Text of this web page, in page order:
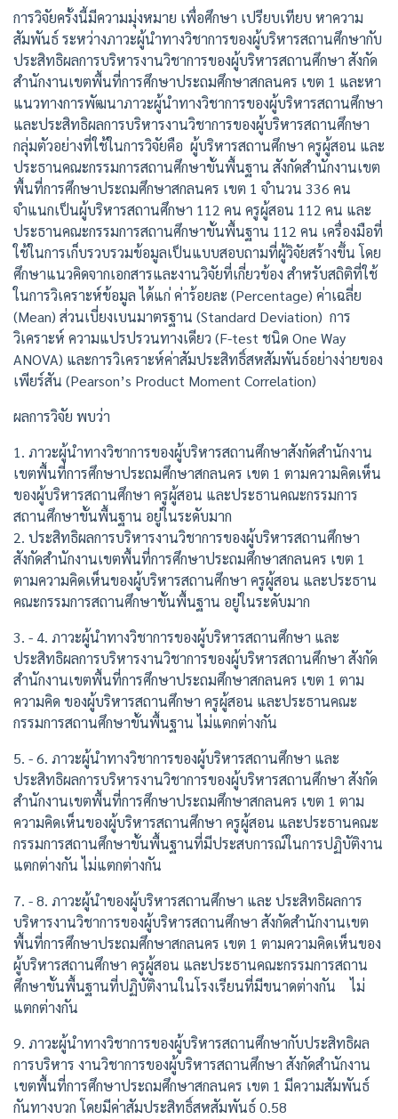
การวิจัยครั้งนี้มีความมุ่งหมาย เพื่อศึกษา เปรียบเทียบ หาความ
สัมพันธ์ ระหว่างภาวะผู้นำทางวิชาการของผู้บริหารสถานศึกษากับ
ประสิทธิผลการบริหารงานวิชาการของผู้บริหารสถานศึกษา สังกัด
สำนักงานเขตพื้นที่การศึกษาประถมศึกษาสกลนคร เขต 1 และหา
แนวทางการพัฒนาภาวะผู้นำทางวิชาการของผู้บริหารสถานศึกษา
และประสิทธิผลการบริหารงานวิชาการของผู้บริหารสถานศึกษา
กลุ่มตัวอย่างที่ใช้ในการวิจัยคือ ผู้บริหารสถานศึกษา ครูผู้สอน และ
ประธานคณะกรรมการสถานศึกษาขั้นพื้นฐาน สังกัดสำนักงานเขต
พื้นที่การศึกษาประถมศึกษาสกลนคร เขต 1 จำนวน 336 คน
จำแนกเป็นผู้บริหารสถานศึกษา 112 คน ครูผู้สอน 112 คน และ
ประธานคณะกรรมการสถานศึกษาขั้นพื้นฐาน 112 คน เครื่องมือที่
ใช้ในการเก็บรวบรวมข้อมูลเป็นแบบสอบถามที่ผู้วิจัยสร้างขึ้น โดย
ศึกษาแนวคิดจากเอกสารและงานวิจัยที่เกี่ยวข้อง สำหรับสถิติที่ใช้
ในการวิเคราะห์ข้อมูล ได้แก่ ค่าร้อยละ (Percentage) ค่าเฉลี่ย
(Mean) ส่วนเบี่ยงเบนมาตรฐาน (Standard Deviation) การ
วิเคราะห์ ความแปรปรวนทางเดียว (F-test ชนิด One Way
ANOVA) และการวิเคราะห์ค่าสัมประสิทธิ์สหสัมพันธ์อย่างง่ายของ
เพียร์สัน (Pearson’s Product Moment Correlation)
ผลการวิจัย พบว่า
1. ภาวะผู้นำทางวิชาการของผู้บริหารสถานศึกษาสังกัดสำนักงาน
เขตพื้นที่การศึกษาประถมศึกษาสกลนคร เขต 1 ตามความคิดเห็น
ของผู้บริหารสถานศึกษา ครูผู้สอน และประธานคณะกรรมการ
สถานศึกษาขั้นพื้นฐาน อยู่ในระดับมาก
2. ประสิทธิผลการบริหารงานวิชาการของผู้บริหารสถานศึกษา
สังกัดสำนักงานเขตพื้นที่การศึกษาประถมศึกษาสกลนคร เขต 1
ตามความคิดเห็นของผู้บริหารสถานศึกษา ครูผู้สอน และประธาน
คณะกรรมการสถานศึกษาขั้นพื้นฐาน อยู่ในระดับมาก
3. - 4. ภาวะผู้นำทางวิชาการของผู้บริหารสถานศึกษา และ
ประสิทธิผลการบริหารงานวิชาการของผู้บริหารสถานศึกษา สังกัด
สำนักงานเขตพื้นที่การศึกษาประถมศึกษาสกลนคร เขต 1 ตาม
ความคิด ของผู้บริหารสถานศึกษา ครูผู้สอน และประธานคณะ
กรรมการสถานศึกษาขั้นพื้นฐาน ไม่แตกต่างกัน
5. - 6. ภาวะผู้นำทางวิชาการของผู้บริหารสถานศึกษา และ
ประสิทธิผลการบริหารงานวิชาการของผู้บริหารสถานศึกษา สังกัด
สำนักงานเขตพื้นที่การศึกษาประถมศึกษาสกลนคร เขต 1 ตาม
ความคิดเห็นของผู้บริหารสถานศึกษา ครูผู้สอน และประธานคณะ
กรรมการสถานศึกษาขั้นพื้นฐานที่มีประสบการณ์ในการปฏิบัติงาน
แตกต่างกัน ไม่แตกต่างกัน
7. - 8. ภาวะผู้นำของผู้บริหารสถานศึกษา และ ประสิทธิผลการ
บริหารงานวิชาการของผู้บริหารสถานศึกษา สังกัดสำนักงานเขต
พื้นที่การศึกษาประถมศึกษาสกลนคร เขต 1 ตามความคิดเห็นของ
ผู้บริหารสถานศึกษา ครูผู้สอน และประธานคณะกรรมการสถาน
ศึกษาขั้นพื้นฐานที่ปฏิบัติงานในโรงเรียนที่มีขนาดต่างกัน ไม่
แตกต่างกัน
9. ภาวะผู้นำทางวิชาการของผู้บริหารสถานศึกษากับประสิทธิผล
การบริหาร งานวิชาการของผู้บริหารสถานศึกษา สังกัดสำนักงาน
เขตพื้นที่การศึกษาประถมศึกษาสกลนคร เขต 1 มีความสัมพันธ์
กันทางบวก โดยมีค่าสัมประสิทธิ์สหสัมพันธ์ 0.58